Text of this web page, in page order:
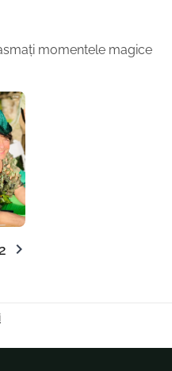
momentele magice
chevron_right